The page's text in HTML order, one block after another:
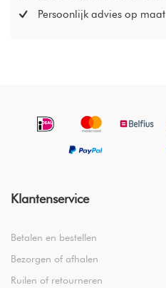
Persoonlijk advies op maat
Klantenservice
Betalen en bestellen
Bezorgen of afhalen
Ruilen of retourneren